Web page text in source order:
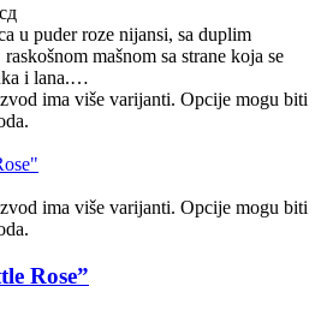
u puder roze nijansi, sa duplim
mašnom sa strane koja se
i lana.…
ima više varijanti. Opcije mogu biti
ima više varijanti. Opcije mogu biti
Rose”